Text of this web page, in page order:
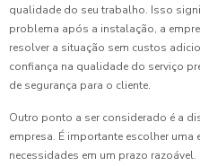
qualidade do seu trabalho. Isso
problema após a instalação, a
resolver a situação sem custos
confiança na qualidade do serviço
de segurança para o cliente.
Outro ponto a ser considerado é a
empresa. É importante escolher
necessidades em um prazo